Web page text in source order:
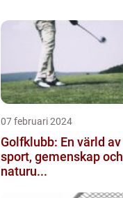
07 februari 2024
Golfklubb: En värld av
sport, gemenskap och
naturu...